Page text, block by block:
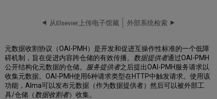
从Elsevier上传电子馆藏 外部系统检索
元数据收割协议（OAI-PMH）是开发和促进互操作性标准的一个低障
碍机制，旨在促进内容跨仓储的有效传播。 数据提供者通过OAI-PMH
公开结构化元数据的仓储。
服务提供者之后提出OAI-PMH服务请求以
收集元数据。OAI-PMH使用6种请求类型在HTTP中触发请求。使用该
功能，Alma可以发布元数据（作为数据提供者）然后可以被外部工
具/仓储（数据收割者）收集。